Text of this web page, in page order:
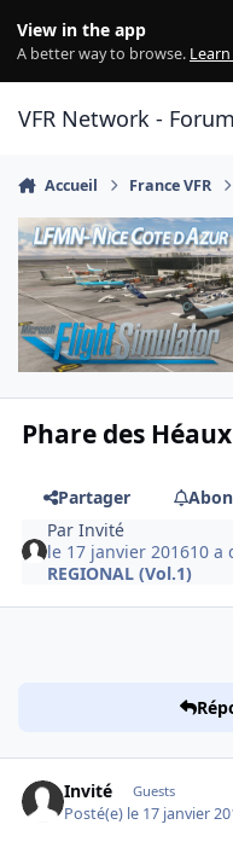
View in the app
A better way to browse.
VFR Network - Forum
Accueil France VFR
Phare des
Partager
ParInvité
le 17 janvier 201610 a
REGIONAL (Vol.1)
Invité Guests
Posté(e) le 17 janvier